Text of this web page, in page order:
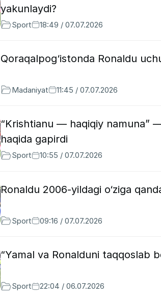
yakunlaydi?
Sport 18:49 / 07.07.2026
Qoraqalpog‘istonda Ronaldu
Madaniyat 11:45 / 07.07.2026
“Krishtianu — haqiqiy namuna”
haqida gapirdi
Sport 10:55 / 07.07.2026
Ronaldu 2006-yildagi o‘ziga
Sport 09:16 / 07.07.2026
“Yamal va Ronalduni taqqoslab
Sport 22:04 / 06.07.2026